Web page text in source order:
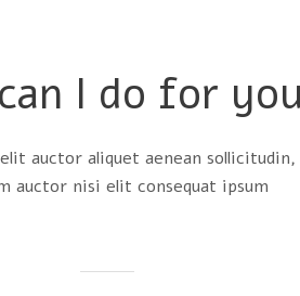
I do for you?
auctor aliquet aenean
auctor nisi elit consequat ipsum.